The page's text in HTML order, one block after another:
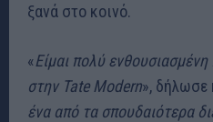
ξανά στο κοινό.
«Είμαι πολύ
στην Tate Modern», δήλωσε
ένα από τα σπουδαιότερα